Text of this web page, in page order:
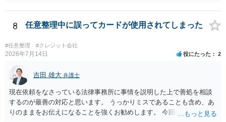
はそもそも事案を把握できていないようですので、御相談の案件につ
いては弁護士として能力不足なのかもしれません。相手にしない方が
良いと思います。ただ、仮想通貨詐欺の被害回復は現実的には難しい
かもしれません。
8 任意整理中に誤ってカードが使用されてしまった
#任意整理 #クレジット会社
2026年7月14日 役にたった 2
吉田 雄大 弁護士
現在依頼をなさっている法律事務所に事情を説明した上で善処を相談
するのが最善の対応と思います。 うっかりミスであることも含め、あ
りのままをお伝えになることを強くお勧めします。 今回のできごとだ